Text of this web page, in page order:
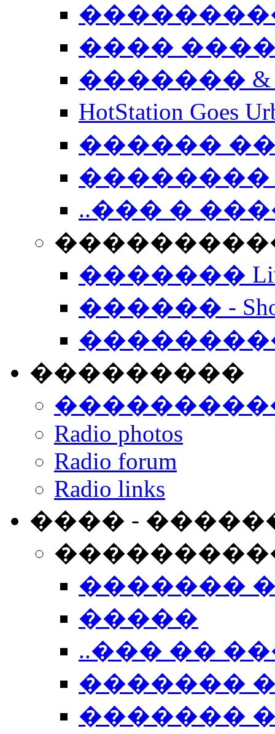
����
�������
HotStation
������
��������
..��� �
����������
�������
������ -
���������
Radio photos
Radio forum
Radio links
���� -
�������
�����
..��� ��
�������
�������